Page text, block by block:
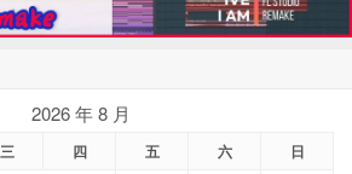
2026 年 8 月
三 四 五 六 日